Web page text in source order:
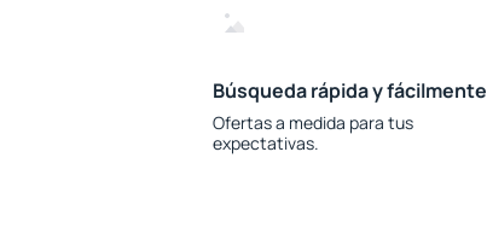
Búsqueda rápida y fácilmente
Ofertas a medida para tus
expectativas.